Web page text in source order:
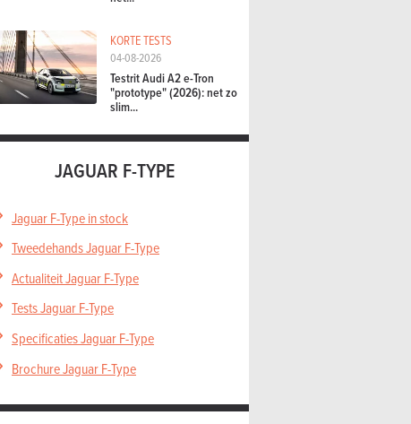
KORTE TESTS
04-08-2026
Testrit Audi A2 e-Tron
"prototype" (2026): net zo
slim...
JAGUAR F-TYPE
Jaguar F-Type in stock
Tweedehands Jaguar F-Type
Actualiteit Jaguar F-Type
Tests Jaguar F-Type
Specificaties Jaguar F-Type
Brochure Jaguar F-Type